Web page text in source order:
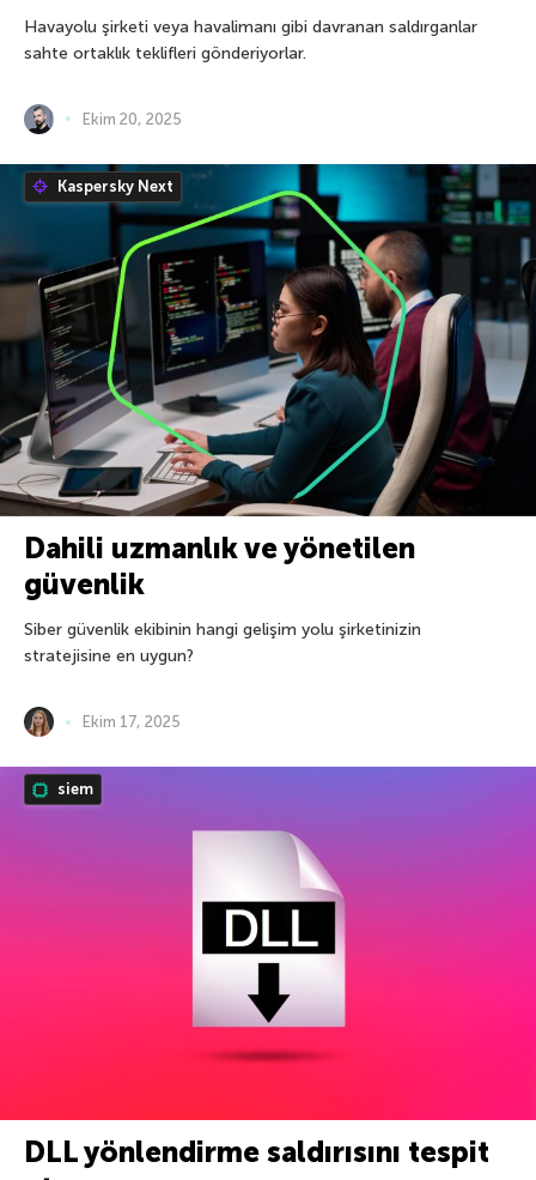
Havayolu şirketi veya havalimanı gibi davranan saldırganlar
sahte ortaklık teklifleri gönderiyorlar.
Ekim 20, 2025
Kaspersky Next
Dahili uzmanlık ve yönetilen
güvenlik
Siber güvenlik ekibinin hangi gelişim yolu şirketinizin
stratejisine en uygun?
Ekim 17, 2025
siem
DLL yönlendirme saldırısını tespit